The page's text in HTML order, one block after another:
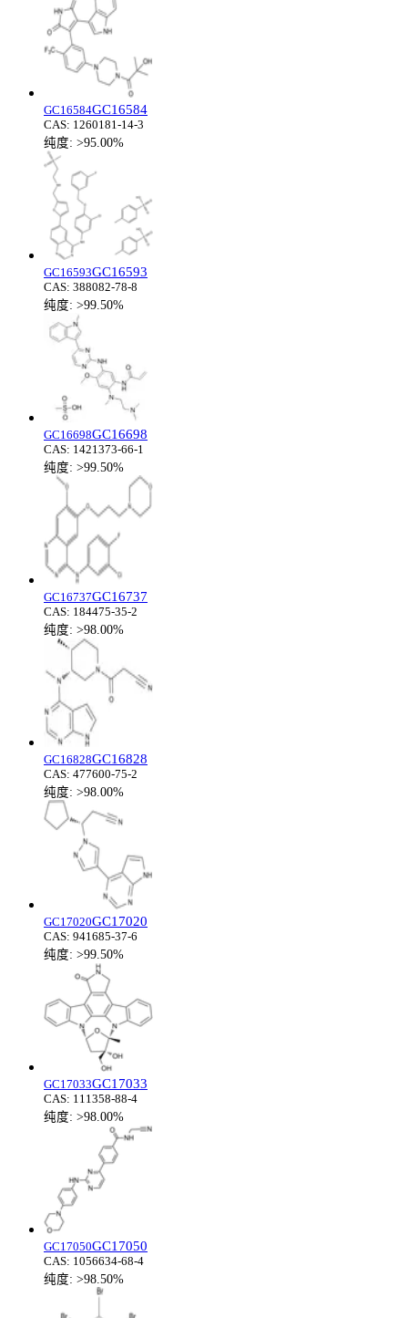
GC16584GC16584
CAS: 1260181-14-3
纯度: >95.00%
GC16593GC16593
CAS: 388082-78-8
纯度: >99.50%
GC16698GC16698
CAS: 1421373-66-1
纯度: >99.50%
GC16737GC16737
CAS: 184475-35-2
纯度: >98.00%
GC16828GC16828
CAS: 477600-75-2
纯度: >98.00%
GC17020GC17020
CAS: 941685-37-6
纯度: >99.50%
GC17033GC17033
CAS: 111358-88-4
纯度: >98.00%
GC17050GC17050
CAS: 1056634-68-4
纯度: >98.50%